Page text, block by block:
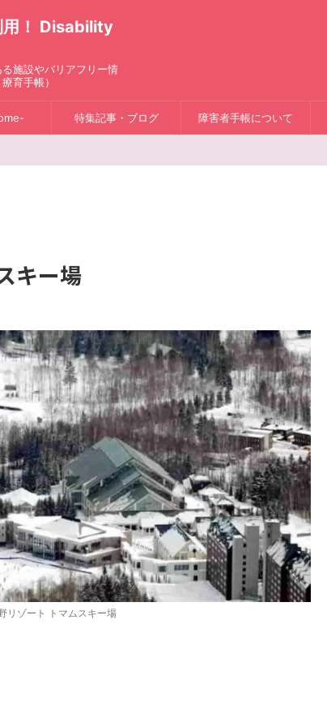
用！ Disability
施設やバリアフリー情
育手帳）
特集記事・ブログ 障害者手帳について
キー場
リゾート トマムスキー場